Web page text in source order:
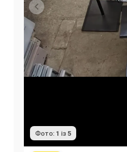
Фото: 1 із 5